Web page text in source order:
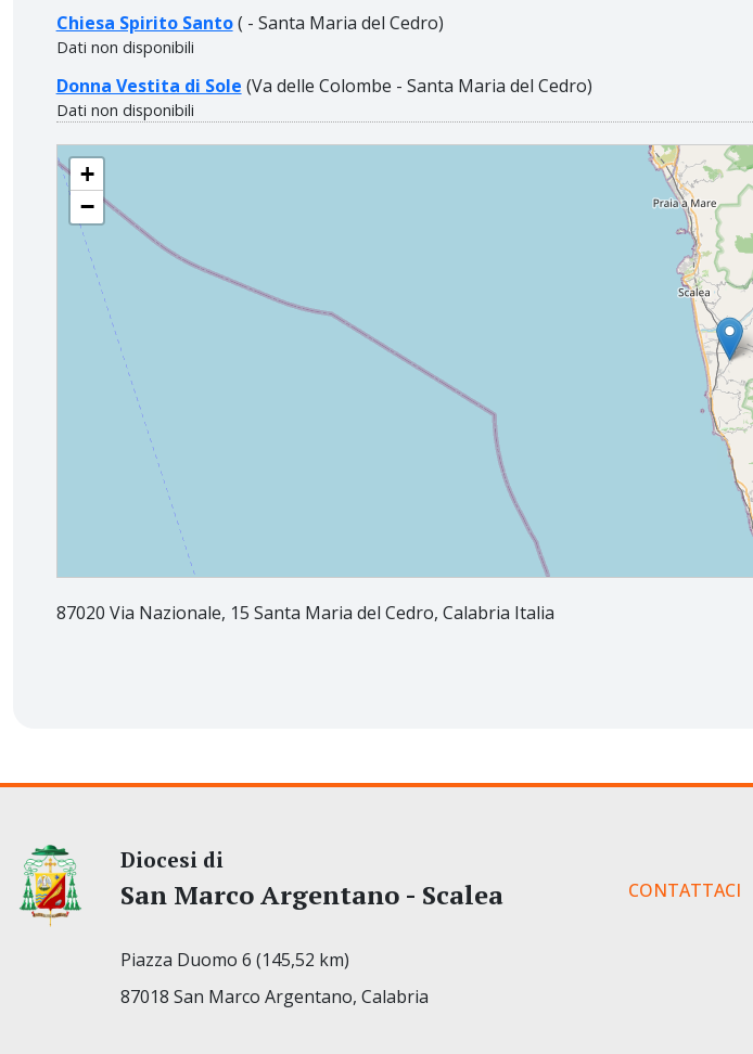
Chiesa Spirito Santo ( - Santa Maria del Cedro)
Dati non disponibili
Donna Vestita di Sole (Va delle Colombe - Santa Maria del Cedro)
Dati non disponibili
PARROCCHIA NOSTRA SIGNORA DEL CEDRO
+
−
87020 Via Nazionale, 15 Santa Maria del Cedro, Calabria Italia
Diocesi di
San Marco Argentano - Scalea
Piazza Duomo 6 (145,52 km)
87018 San Marco Argentano, Calabria
CONTATTACI